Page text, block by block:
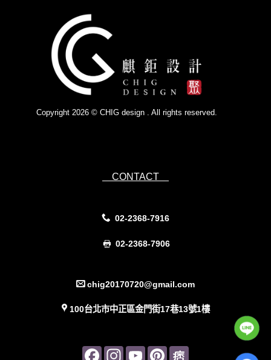
Copyright 2026 © CHIG design . All rights reserved.
CONTACT
02-2368-7916
02-2368-7906
chig20170720@gmail.com
100台北市中正區金門街17巷13號1樓
FacebookInstagramYouTubePinterest